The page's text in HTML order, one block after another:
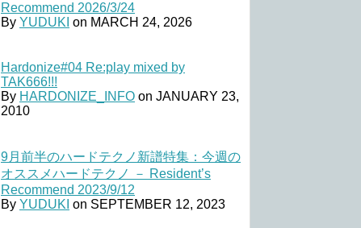
Recommend 2026/3/24
By YUDUKI on MARCH 24, 2026
Hardonize#04 Re:play mixed by
TAK666!!!
By HARDONIZE_INFO on JANUARY 23,
2010
9月前半のハードテクノ新譜特集：今週の
オススメハードテクノ － Resident’s
Recommend 2023/9/12
By YUDUKI on SEPTEMBER 12, 2023